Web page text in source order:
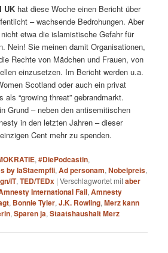
UK hat diese Woche einen Bericht über
– wachsende Bedrohungen. Aber
etwa die islamistische Gefahr für
Nein! Sie meinen damit Organisationen,
Rechte von Mädchen und Frauen, von
einzusetzen. Im Bericht werden u.a.
Scotland oder auch ein privat
als “growing threat” gebrandmarkt.
Grund – neben den antisemitischen
in den letzten Jahren – dieser
Cent mehr zu spenden.
,#DiePodcastin,
by laStaempfli,Ad personam,Nobelpreis,
IT,TED/TEDx |Verschlagwortet mitaber
International Fail,Amnesty
, Bonnie Tyler,J.K. Rowling,Merz kann
,Sparen ja,Staatshaushalt Merz